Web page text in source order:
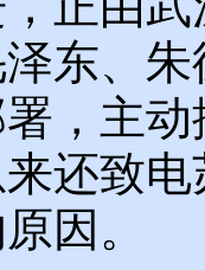
东、
，主
还致
因。